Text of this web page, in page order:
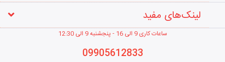
لینک‌های مفید
ساعات کاری 9 الی 16 - پنجشنبه 9 الی 12 :30
09905612833